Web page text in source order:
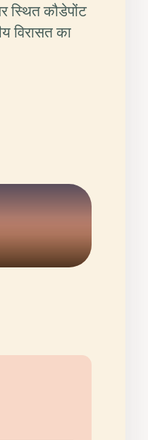
स्थित कौडेपोंट
विरासत का